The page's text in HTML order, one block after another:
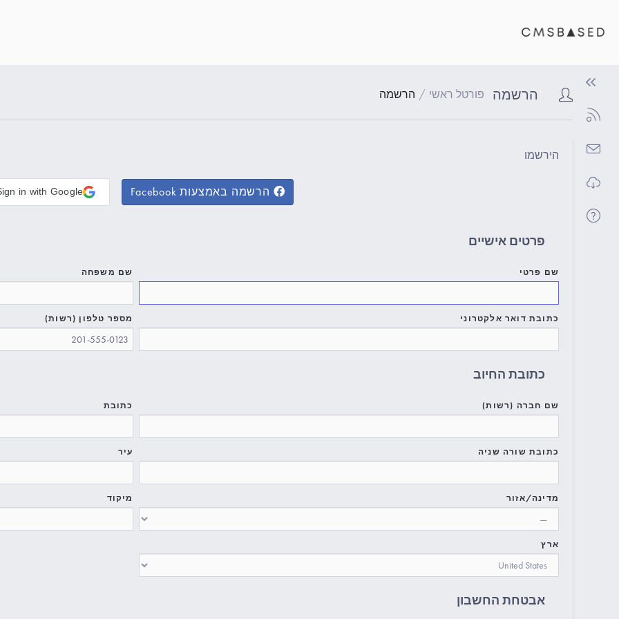
הרשמה פורטל ראשי הרשמה
הירשמו
in with Google
פרטים אישיים
שם פרטי שם משפחה
כתובת דואר אלקטרוני מספר טלפון (רשות)
כתובת החיוב
שם חברה (רשות) כתובת
כתובת שורה שניה עיר
מדינה/אזור מיקוד
ארץ
אבטחת החשבון